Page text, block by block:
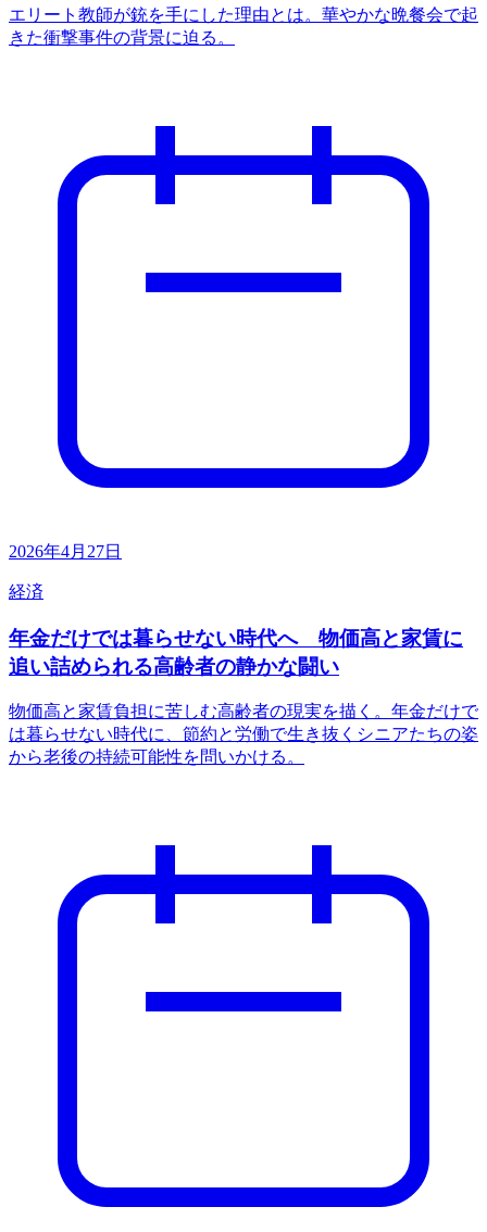
エリート教師が銃を手にした理由とは。華やかな晩餐会で起
きた衝撃事件の背景に迫る。
2026年4月27日
経済
年金だけでは暮らせない時代へ 物価高と家賃に
追い詰められる高齢者の静かな闘い
物価高と家賃負担に苦しむ高齢者の現実を描く。年金だけで
は暮らせない時代に、節約と労働で生き抜くシニアたちの姿
から老後の持続可能性を問いかける。